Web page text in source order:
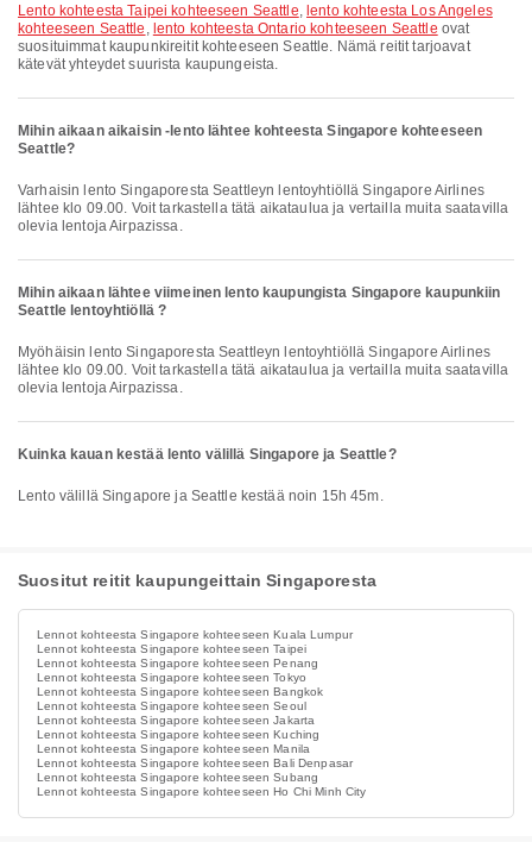
lento kohteesta Taipei kohteeseen Seattle, lento kohteesta Los Angeles
kohteeseen Seattle , lento kohteesta Ontario kohteeseen Seattle ovat
suosituimmat kaupunkireitit kohteeseen Seattle. Nämä reitit tarjoavat
kätevät yhteydet suurista kaupungeista.
Mihin aikaan aikaisin -lento lähtee kohteesta Singapore kohteeseen
Seattle?
Varhaisin lento Singaporesta Seattleyn lentoyhtiöllä Singapore Airlines
lähtee klo 09.00. Voit tarkastella tätä aikataulua ja vertailla muita saatavilla
olevia lentoja Airpazissa.
Mihin aikaan lähtee viimeinen lento kaupungista Singapore kaupunkiin
Seattle lentoyhtiöllä ?
Myöhäisin lento Singaporesta Seattleyn lentoyhtiöllä Singapore Airlines
lähtee klo 09.00. Voit tarkastella tätä aikataulua ja vertailla muita saatavilla
olevia lentoja Airpazissa.
Kuinka kauan kestää lento välillä Singapore ja Seattle?
Lento välillä Singapore ja Seattle kestää noin 15h 45m.
Suositut reitit kaupungeittain Singaporesta
Lennot kohteesta Singapore kohteeseen Kuala Lumpur
Lennot kohteesta Singapore kohteeseen Taipei
Lennot kohteesta Singapore kohteeseen Penang
Lennot kohteesta Singapore kohteeseen Tokyo
Lennot kohteesta Singapore kohteeseen Bangkok
Lennot kohteesta Singapore kohteeseen Seoul
Lennot kohteesta Singapore kohteeseen Jakarta
Lennot kohteesta Singapore kohteeseen Kuching
Lennot kohteesta Singapore kohteeseen Manila
Lennot kohteesta Singapore kohteeseen Bali Denpasar
Lennot kohteesta Singapore kohteeseen Subang
Lennot kohteesta Singapore kohteeseen Ho Chi Minh City